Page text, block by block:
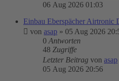
06 Aug 2026 01:03
Einbau Eberspächer Airtronic
von asap » 05 Aug 2026
0 Antworten
48 Zugriffe
Letzter Beitrag von asap
05 Aug 2026 20:56